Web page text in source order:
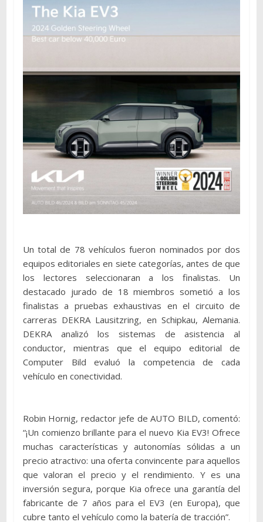
Un total de 78 vehículos fueron nominados por dos
equipos editoriales en siete categorías, antes de que
los lectores seleccionaran a los finalistas. Un
destacado jurado de 18 miembros sometió a los
finalistas a pruebas exhaustivas en el circuito de
carreras DEKRA Lausitzring, en Schipkau, Alemania.
DEKRA analizó los sistemas de asistencia al
conductor, mientras que el equipo editorial de
Computer Bild evaluó la competencia de cada
vehículo en conectividad.
Robin Hornig, redactor jefe de AUTO BILD, comentó:
“¡Un comienzo brillante para el nuevo Kia EV3! Ofrece
muchas características y autonomías sólidas a un
precio atractivo: una oferta convincente para aquellos
que valoran el precio y el rendimiento. Y es una
inversión segura, porque Kia ofrece una garantía del
fabricante de 7 años para el EV3 (en Europa), que
cubre tanto el vehículo como la batería de tracción”.